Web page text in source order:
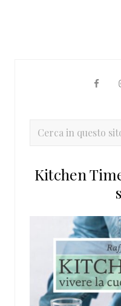
primaria
Cerca
sito
Kitchen